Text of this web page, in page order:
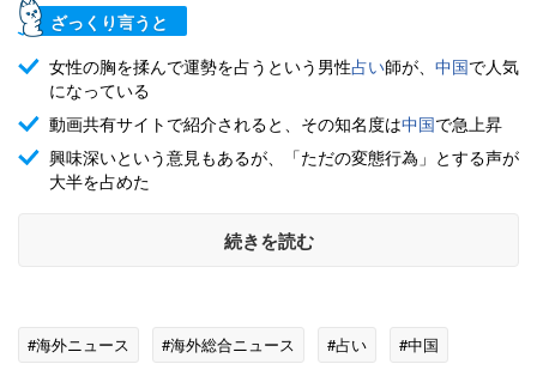
ざっくり言うと
女性の胸を揉んで運勢を占うという男性占い師が、 中国で人気
になっている
動画共有サイトで紹介されると、その知名度は中国で急上昇
興味深いという意見もあるが、「ただの変態行為」とする声が
大半を占めた
続きを読む
#海外ニュース #海外総合ニュース #占い
#中国